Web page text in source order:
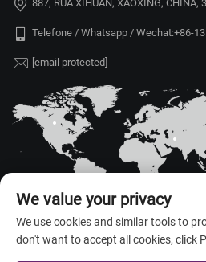
887, RUA XIHUAN, XAOXING, CHINA,
Telefone / Whatsapp / Wechat:+86-
[email protected]
We value your privacy
We use cookies and similar tools to
don't want to accept all cookies, click